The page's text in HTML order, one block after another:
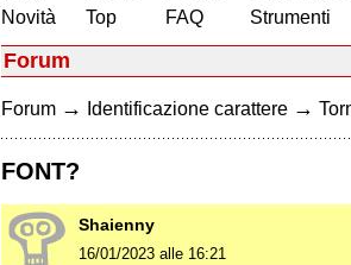
Novità
Top
FAQ
Strumenti
Forum
Forum → Identificazione carattere →
FONT?
Shaienny
16/01/2023 alle 16:21